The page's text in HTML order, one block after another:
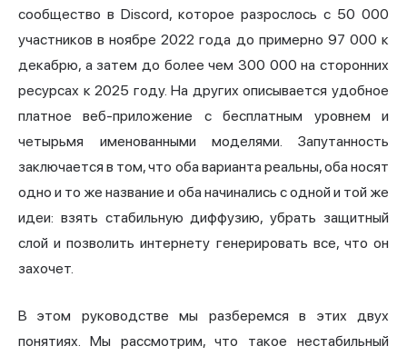
сообщество в Discord, которое разрослось с 50 000
участников в ноябре 2022 года до примерно 97 000 к
декабрю, а затем до более чем 300 000 на сторонних
ресурсах к 2025 году. На других описывается удобное
платное веб-приложение с бесплатным уровнем и
четырьмя именованными моделями. Запутанность
заключается в том, что оба варианта реальны, оба носят
одно и то же название и оба начинались с одной и той же
идеи: взять стабильную диффузию, убрать защитный
слой и позволить интернету генерировать все, что он
захочет.
В этом руководстве мы разберемся в этих двух
понятиях. Мы рассмотрим, что такое нестабильный